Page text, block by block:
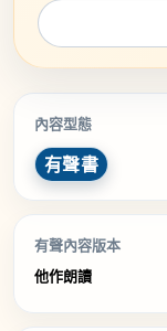
內容型態
有聲書
有聲內容版本
他作朗讀